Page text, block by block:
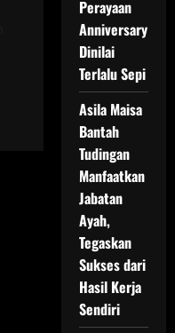
Perayaan
Anniversary
Dinilai
Terlalu Sepi
Asila Maisa
Bantah
Tudingan
Manfaatkan
Jabatan
Ayah,
Tegaskan
Sukses dari
Hasil Kerja
Sendiri